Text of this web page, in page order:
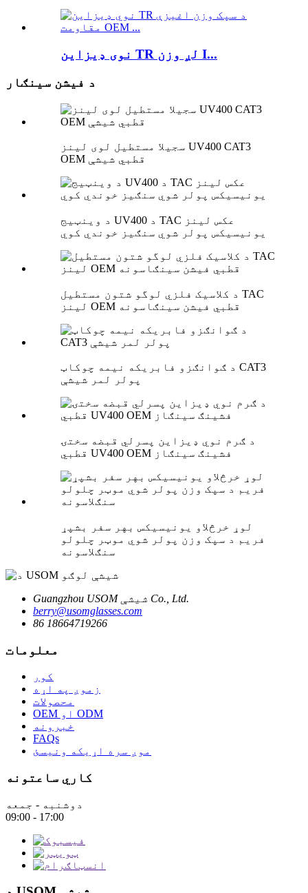
نوی ډیزاین TR لږ وزن I...
د فیشن سینګار
سجیلا مستطیل لوی لینز UV400 CAT3
OEM قطبي شیشې
د وینټیج UV400 د TAC عکس لینز
یونیسیکس پولر شوي سنګیز خوندي کوي
د کلاسیک فلزي لوگو شتون مستطیل TAC
لینز OEM قطبي فیشن سینګاسونه
د ګوانګزو فابریکه نیمه چوکاټ CAT3
پولر لمر شیشې
د ګرم نوي ډیزاین پسرلي قبضه سختۍ
قطبي UV400 OEM فشینګ سینګاز
لوړ خرڅلاو یونیسیکس بهر سفر بشپړ
فریم د سپک وزن پولر شوي موټر چلولو
سنګلاسونه
Guangzhou USOM شیشې Co., Ltd.
berry@usomglasses.com
86 18664719266
معلومات
کور
زموږ په اړه
محصولات
OEM او ODM
خبرونه
FAQs
موږ سره اړیکه ونیسئ
کاري ساعتونه
دوشنبه - جمعه
09:00 - 17:00